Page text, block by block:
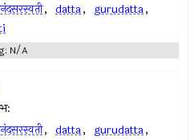
, datta, gurudatta,
N/A
, datta, gurudatta,